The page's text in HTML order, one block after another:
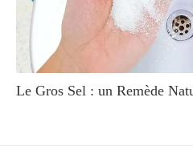
Le Gros Sel : un Remède